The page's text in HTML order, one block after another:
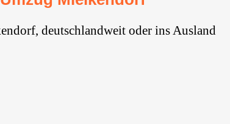
deutschlandweit oder ins Ausland